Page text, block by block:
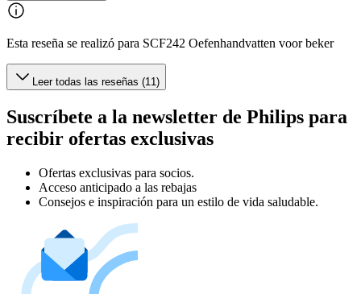
Esta reseña se realizó para SCF242 Oefenhandvatten voor beker
Leer todas las reseñas (11)
Suscríbete a la newsletter de Philips para
recibir ofertas exclusivas
Ofertas exclusivas para socios.
Acceso anticipado a las rebajas
Consejos e inspiración para un estilo de vida saludable.